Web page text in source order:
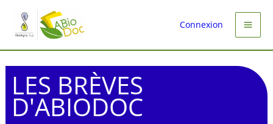
contenu
Connexion
LES BRÈVES
D'ABIODOC